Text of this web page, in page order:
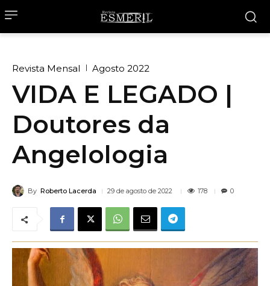
Revista Mensal Agosto 2022
VIDA E LEGADO |
Doutores da
Angelologia
By Roberto Lacerda 29 de agosto de 2022 178 0